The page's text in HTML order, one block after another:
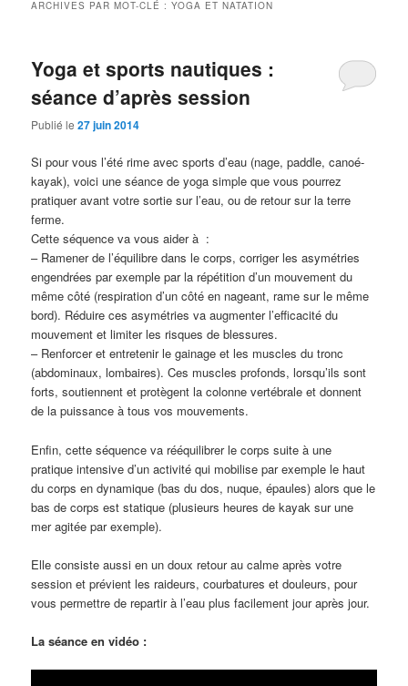
ARCHIVES PAR MOT-CLÉ :YOGA ET NATATION
Yoga et sports nautiques :
séance d’après session
Publié le27 juin 2014
Si pour vous l’été rime avec sports d’eau (nage, paddle, canoé-
kayak), voici une séance de yoga simple que vous pourrez
pratiquer avant votre sortie sur l’eau, ou de retour sur la terre
ferme.
Cette séquence va vous aider à :
– Ramener de l’équilibre dans le corps, corriger les asymétries
engendrées par exemple par la répétition d’un mouvement du
même côté (respiration d’un côté en nageant, rame sur le même
bord). Réduire ces asymétries va augmenter l’efficacité du
mouvement et limiter les risques de blessures.
– Renforcer et entretenir le gainage et les muscles du tronc
(abdominaux, lombaires). Ces muscles profonds, lorsqu’ils sont
forts, soutiennent et protègent la colonne vertébrale et donnent
de la puissance à tous vos mouvements.
Enfin, cette séquence va rééquilibrer le corps suite à une
pratique intensive d’un activité qui mobilise par exemple le haut
du corps en dynamique (bas du dos, nuque, épaules) alors que le
bas de corps est statique (plusieurs heures de kayak sur une
mer agitée par exemple).
Elle consiste aussi en un doux retour au calme après votre
session et prévient les raideurs, courbatures et douleurs, pour
vous permettre de repartir à l’eau plus facilement jour après jour.
La séance en vidéo :